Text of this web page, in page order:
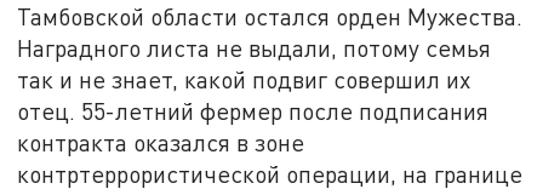
Тамбовской области остался орден Мужества.
Наградного листа не выдали, потому семья
так и не знает, какой подвиг совершил их
отец. 55-летний фермер после подписания
контракта оказался в зоне
контртеррористической операции, на границе